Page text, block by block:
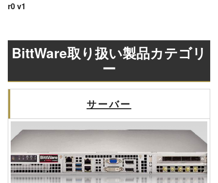
r0 v1
BittWare取り扱い製品カテゴリ
ー
サーバー